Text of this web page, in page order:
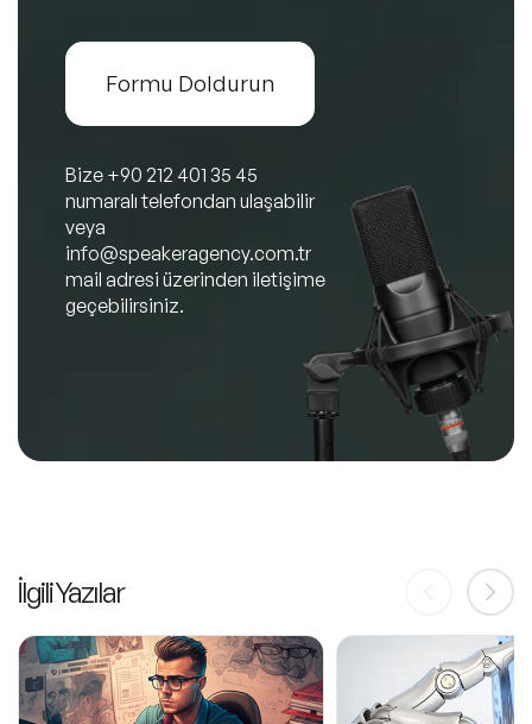
Formu Doldurun
Bize +90 212 401 35 45
numaralı telefondan ulaşabilir
veya
info@speakeragency.com.tr
mail adresi üzerinden iletişime
geçebilirsiniz.
İlgili Yazılar